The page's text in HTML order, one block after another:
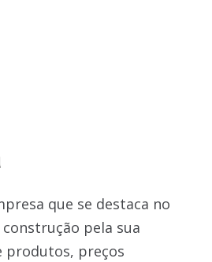
que se destaca no
pela sua
produtos, preços